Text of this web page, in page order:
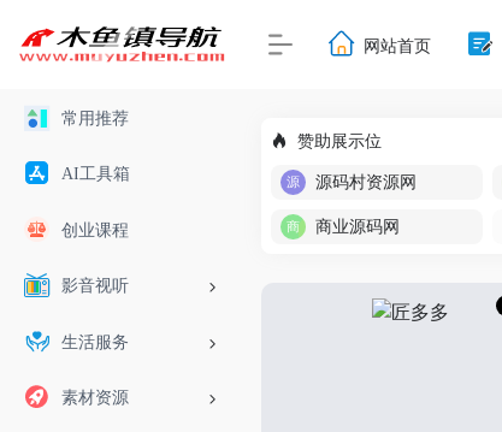
常用推荐
AI工具箱
创业课程
影音视听
生活服务
素材资源
网站首页
赞助展示位
源码村资源网
商业源码网